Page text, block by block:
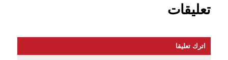
تعليقات
اترك تعليقا